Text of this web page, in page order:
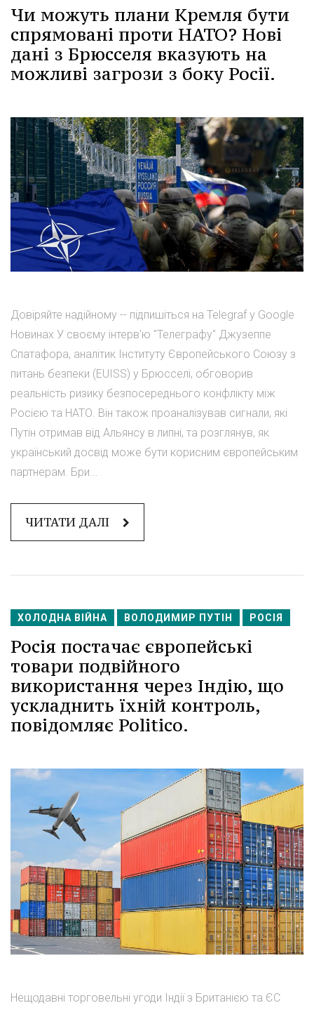
Чи можуть плани Кремля бути
спрямовані проти НАТО? Нові
дані з Брюсселя вказують на
можливі загрози з боку Росії.
Довіряйте надійному -- підпишіться на Telegraf у Google
Новинах У своєму інтерв'ю "Телеграфу" Джузеппе
Спатафора, аналітик Інституту Європейського Союзу з
питань безпеки (EUISS) у Брюсселі, обговорив
реальність ризику безпосереднього конфлікту між
Росією та НАТО. Він також проаналізував сигнали, які
Путін отримав від Альянсу в липні, та розглянув, як
український досвід може бути корисним європейським
партнерам. Бри...
ЧИТАТИ ДАЛІ
ХОЛОДНА ВІЙНА ВОЛОДИМИР ПУТІН РОСІЯ
Росія постачає європейські
товари подвійного
використання через Індію, що
ускладнить їхній контроль,
повідомляє Politico.
Нещодавні торговельні угоди Індії з Британією та ЄС